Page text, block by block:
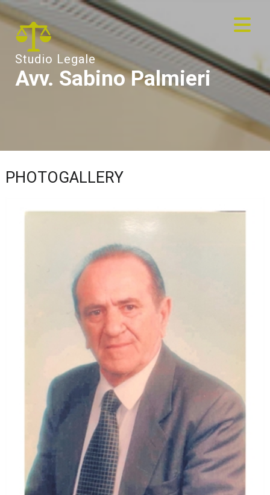
Studio Legale
Avv. Sabino Palmieri
PHOTOGALLERY